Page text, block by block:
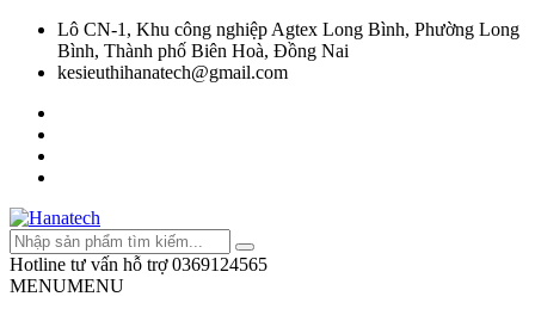
Lô CN-1, Khu công nghiệp Agtex Long Bình, Phường Long
Bình, Thành phố Biên Hoà, Đồng Nai
kesieuthihanatech@gmail.com
Hotline tư vấn hỗ trợ 0369124565
MENUMENU